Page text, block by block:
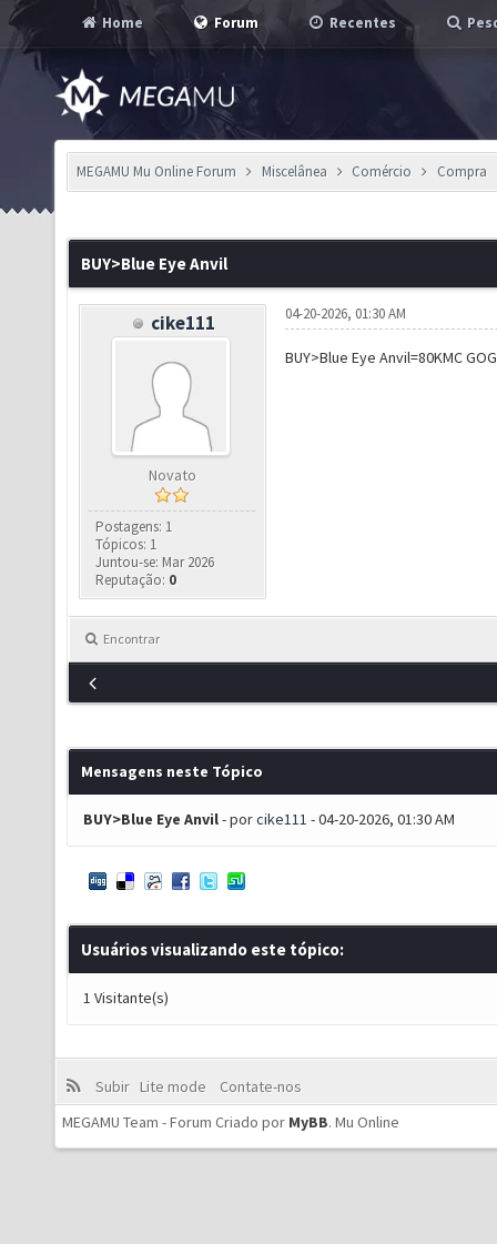
Home Forum Recentes
MEGAMU Mu Online Forum Miscelânea Comércio Compra
BUY>Blue Eye Anvil
cike111
Novato
Postagens: 1
Tópicos: 1
Juntou-se: Mar 2026
Reputação: 0
04-20-2026, 01:30 AM
BUY>Blue Eye Anvil=80KMC
Encontrar
Mensagens neste Tópico
BUY>Blue Eye Anvil- porcike111 - 04-20-2026, 01:30 AM
Usuários visualizando este tópico:
1 Visitante(s)
Subir Lite mode
Contate-nos
MEGAMU Team - Forum Criado por MyBB. Mu Online